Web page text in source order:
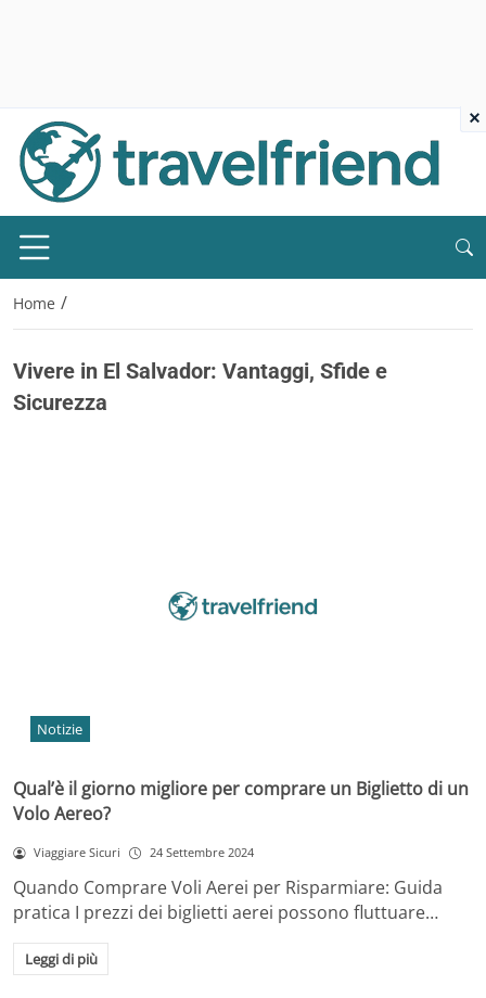
Home /
Vivere in El Salvador: Vantaggi, Sfide e
Sicurezza
Notizie
Qual’è il giorno migliore per comprare un Biglietto di un
Volo Aereo?
Viaggiare Sicuri 24 Settembre 2024
Quando Comprare Voli Aerei per Risparmiare: Guida
pratica I prezzi dei biglietti aerei possono fluttuare…
Leggi di più
×